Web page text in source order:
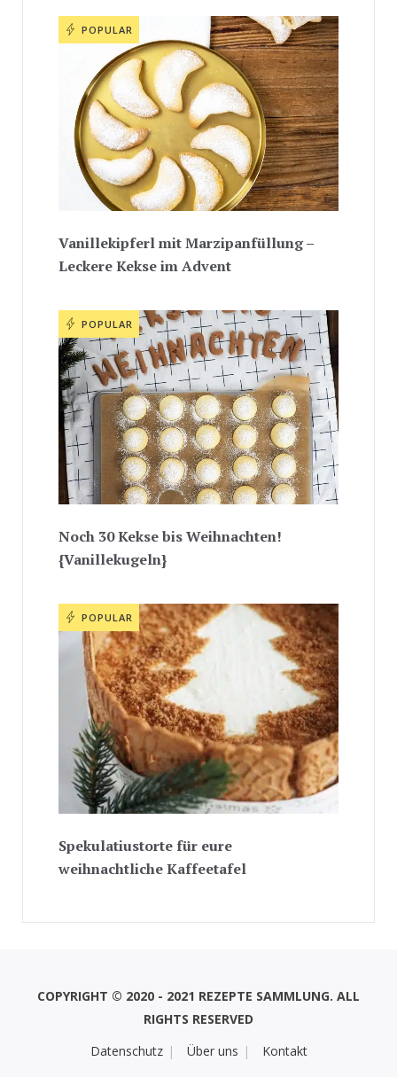
POPULAR
Vanillekipferl mit Marzipanfüllung –
Leckere Kekse im Advent
POPULAR
Noch 30 Kekse bis Weihnachten!
{Vanillekugeln}
POPULAR
Spekulatiustorte für eure
weihnachtliche Kaffeetafel
COPYRIGHT © 2020 - 2021 REZEPTE SAMMLUNG. ALL
RIGHTS RESERVED
Datenschutz
Über uns Kontakt